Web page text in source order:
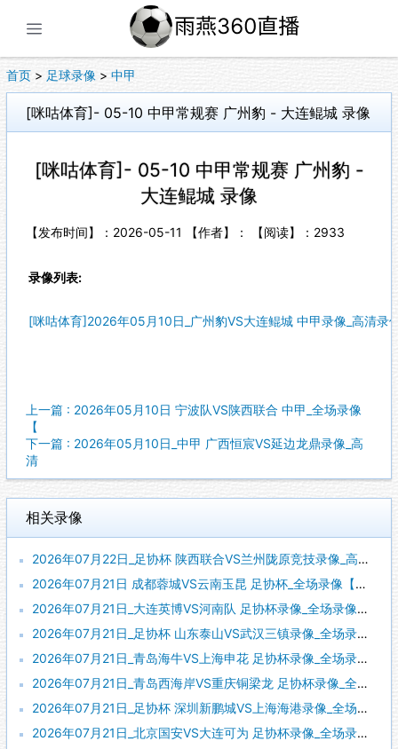
首页 > 足球录像 > 中甲
[咪咕体育]- 05-10 中甲常规赛 广州豹 - 大连鲲城 录像
[咪咕体育]- 05-10 中甲常规赛 广州豹 -
大连鲲城 录像
【发布时间】：2026-05-11 【作者】： 【阅读】： 2933
录像列表:
[咪咕体育]2026年05月10日_广州豹VS大连鲲城 中甲录像_高清录
上一篇 : 2026年05月10日 宁波队VS陕西联合 中甲_全场录像
【
下一篇 : 2026年05月10日_中甲 广西恒宸VS延边龙鼎录像_高
清
相关录像
2026年07月22日_足协杯 陕西联合VS兰州陇原竞技录像_高清录像【全场回放】
2026年07月21日 成都蓉城VS云南玉昆 足协杯_全场录像【全场回放】
2026年07月21日_大连英博VS河南队 足协杯录像_全场录像【全场回放】
2026年07月21日_足协杯 山东泰山VS武汉三镇录像_全场录像【全场回放】
2026年07月21日_青岛海牛VS上海申花 足协杯录像_全场录像【高清回放】
2026年07月21日_青岛西海岸VS重庆铜梁龙 足协杯录像_全场录像【全场回放】
2026年07月21日_足协杯 深圳新鹏城VS上海海港录像_全场录像【视频集锦】
2026年07月21日_北京国安VS大连可为 足协杯录像_全场录像【全场回放】